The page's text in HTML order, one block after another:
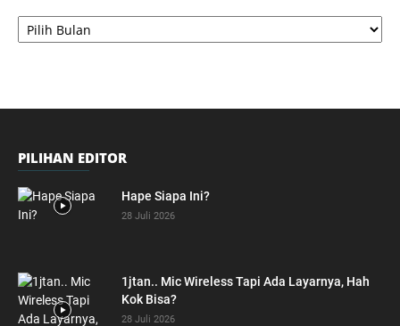
Arsip
PILIHAN EDITOR
Hape Siapa Ini?
28 Juli 2026
1jtan.. Mic Wireless Tapi Ada Layarnya, Hah
Kok Bisa?
28 Juli 2026